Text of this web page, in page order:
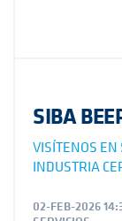
SIBA
VISÍTENOS
INDUSTRIA
02-FEB-2026